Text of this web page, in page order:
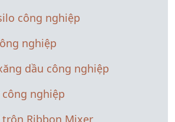
công nghiệp
nghiệp
dầu công nghiệp
nghiệp
trộn Ribbon Mixer